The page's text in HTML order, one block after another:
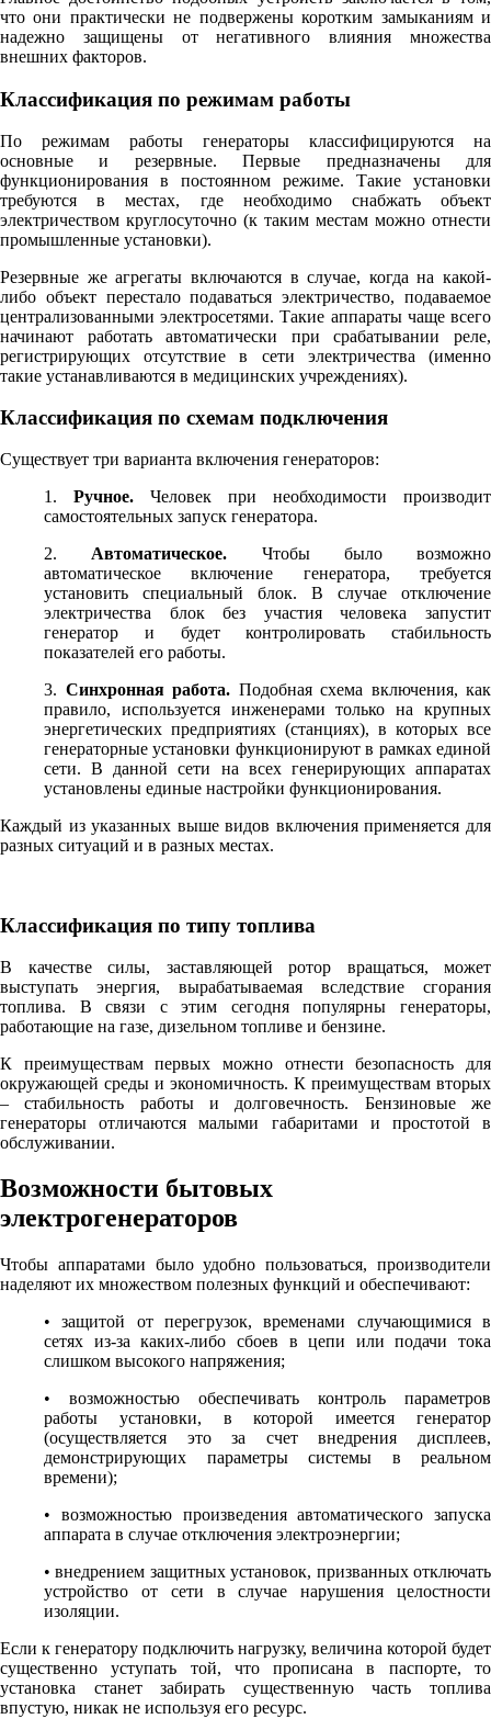
что они практически не подвержены коротким замыканиям и
надежно защищены от негативного влияния множества
внешних факторов.
Классификация по режимам работы
По режимам работы генераторы классифицируются на
основные и резервные. Первые предназначены для
функционирования в постоянном режиме. Такие установки
требуются в местах, где необходимо снабжать объект
электричеством круглосуточно (к таким местам можно отнести
промышленные установки).
Резервные же агрегаты включаются в случае, когда на какой-
либо объект перестало подаваться электричество, подаваемое
централизованными электросетями. Такие аппараты чаще всего
начинают работать автоматически при срабатывании реле,
регистрирующих отсутствие в сети электричества (именно
такие устанавливаются в медицинских учреждениях).
Классификация по схемам подключения
Существует три варианта включения генераторов:
1. Ручное. Человек при необходимости производит
самостоятельных запуск генератора.
2. Автоматическое. Чтобы было возможно
автоматическое включение генератора, требуется
установить специальный блок. В случае отключение
электричества блок без участия человека запустит
генератор и будет контролировать стабильность
показателей его работы.
3. Синхронная работа. Подобная схема включения, как
правило, используется инженерами только на крупных
энергетических предприятиях (станциях), в которых все
генераторные установки функционируют в рамках единой
сети. В данной сети на всех генерирующих аппаратах
установлены единые настройки функционирования.
Каждый из указанных выше видов включения применяется для
разных ситуаций и в разных местах.
Классификация по типу топлива
В качестве силы, заставляющей ротор вращаться, может
выступать энергия, вырабатываемая вследствие сгорания
топлива. В связи с этим сегодня популярны генераторы,
работающие на газе, дизельном топливе и бензине.
К преимуществам первых можно отнести безопасность для
окружающей среды и экономичность. К преимуществам вторых
– стабильность работы и долговечность. Бензиновые же
генераторы отличаются малыми габаритами и простотой в
обслуживании.
Возможности бытовых
электрогенераторов
Чтобы аппаратами было удобно пользоваться, производители
наделяют их множеством полезных функций и обеспечивают:
• защитой от перегрузок, временами случающимися в
сетях из-за каких-либо сбоев в цепи или подачи тока
слишком высокого напряжения;
• возможностью обеспечивать контроль параметров
работы установки, в которой имеется генератор
(осуществляется это за счет внедрения дисплеев,
демонстрирующих параметры системы в реальном
времени);
• возможностью произведения автоматического запуска
аппарата в случае отключения электроэнергии;
• внедрением защитных установок, призванных отключать
устройство от сети в случае нарушения целостности
изоляции.
Если к генератору подключить нагрузку, величина которой будет
существенно уступать той, что прописана в паспорте, то
установка станет забирать существенную часть топлива
впустую, никак не используя его ресурс.